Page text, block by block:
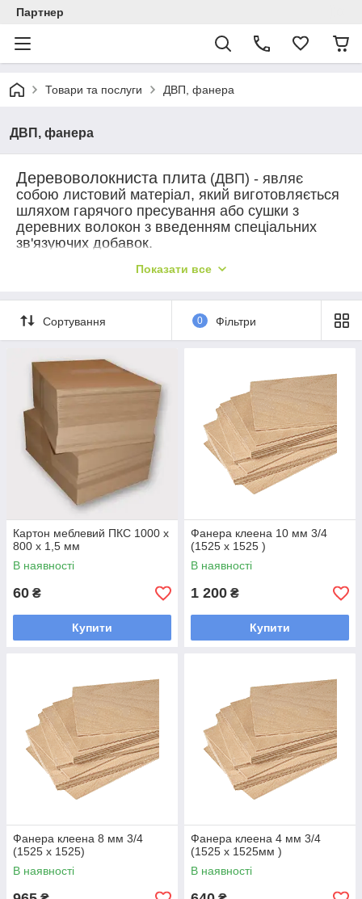
Партнер
Товари та послуги ДВП, фанера
ДВП, фанера
Деревоволокниста плита (ДВП) - являє
собою листовий матеріал, який виготовляється
шляхом гарячого пресування або сушки з
деревних волокон з введенням спеціальних
зв'язуючих добавок.
ДВП має наступні властивості:
екологічність і натуральність матеріалу;
довговічність (не менше 10 років);
легкість роботи з матеріалом.
Завдяки таким властивості, даний матеріал
широко застосовується в будівництві, меблевої
промисловості, для оздоблювальних робіт,
облицювання стін, зведення перегородок та ін
Показати все
Сортування 0 Фільтри
Картон меблевий ПКС 1000 х
800 х 1,5 мм
В наявності
60 ₴
Купити
Фанера клеена 10 мм 3/4
(1525 х 1525 )
В наявності
1 200 ₴
Купити
Фанера клеена 8 мм 3/4
(1525 х 1525)
В наявності
Фанера клеена 4 мм 3/4
(1525 х 1525мм )
В наявності